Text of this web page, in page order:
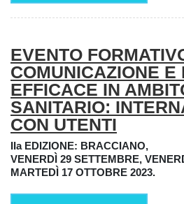
EVENTO
COMUNICAZIONE E
EFFICACE IN
SANITARIO:
CON UTENTI
IIa EDIZIONE: BRACCIANO,
VENERDÌ 29 SETTEMBRE,
MARTEDÌ 17 OTTOBRE 2023.